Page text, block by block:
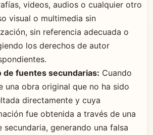
videos, audios o cualquier otro
visual o multimedia sin
sin referencia adecuada o
los derechos de autor
de fuentes secundarias: Cuando
una obra original que no ha sido
directamente y cuya
fue obtenida a través de una
secundaria, generando una falsa